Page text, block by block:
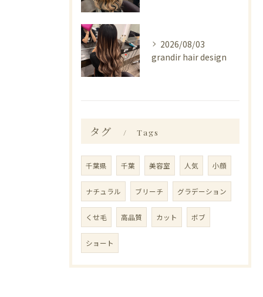
2026/08/03
grandir hair design
タグ Tags
千葉県 千葉 美容室 人気 小顔
ナチュラル ブリーチ グラデーション
くせ毛 高品質 カット ボブ
ショート